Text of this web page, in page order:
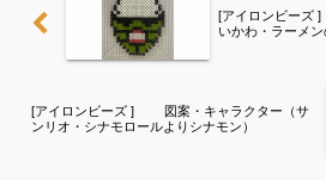
[アイロンビー
いかわ・ラーメン
[アイロンビーズ ] 図案・キャラクター（サ
ンリオ・シナモロールよりシナモン）